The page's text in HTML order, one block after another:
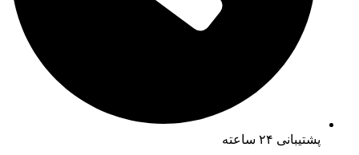
پشتیبانی ۲۴ ساعته